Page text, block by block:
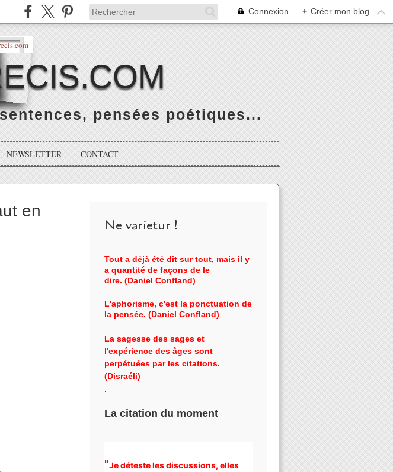
Connexion + Créer mon blog
pensées poétiques...
NEWSLETTER CONTACT
en
Ne varietur !
Tout a déjà été dit sur tout, mais il y
a quantité de façons de le
dire. (Daniel Confland)
L'aphorisme, c'est la ponctuation de
la pensée. (Daniel Confland)
La sagesse des sages et
l'expérience des âges sont
perpétuées par les citations.
(Disraéli)
.
La citation du moment
"Je déteste les discussions, elles